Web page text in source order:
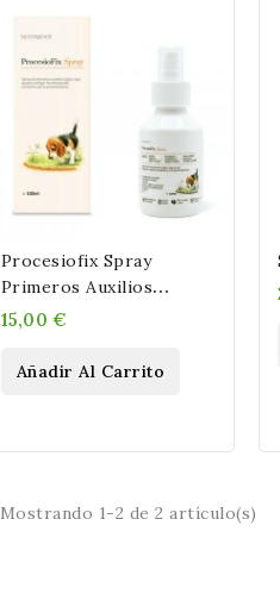
Procesiofix Spray
Primeros Auxilios
Contra Procesionaria En
15,00 €
Añadir Al Carrito
Mostrando 1-2 de 2 artículo(s)